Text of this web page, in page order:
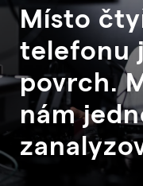
Místo
telefonu
povrch.
nám